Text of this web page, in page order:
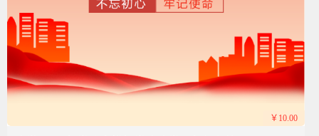
￥10.00